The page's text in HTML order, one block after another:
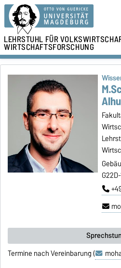
LEHRSTUHL FÜR
WIRTSCHAFTSFORSCHUNG
Termine nach Vereinbarung (